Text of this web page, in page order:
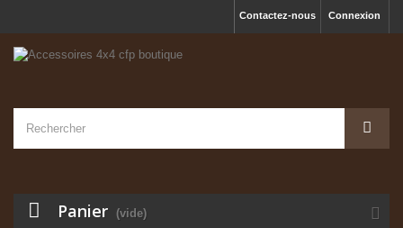
Connexion
Contactez-nous
Panier (vide)